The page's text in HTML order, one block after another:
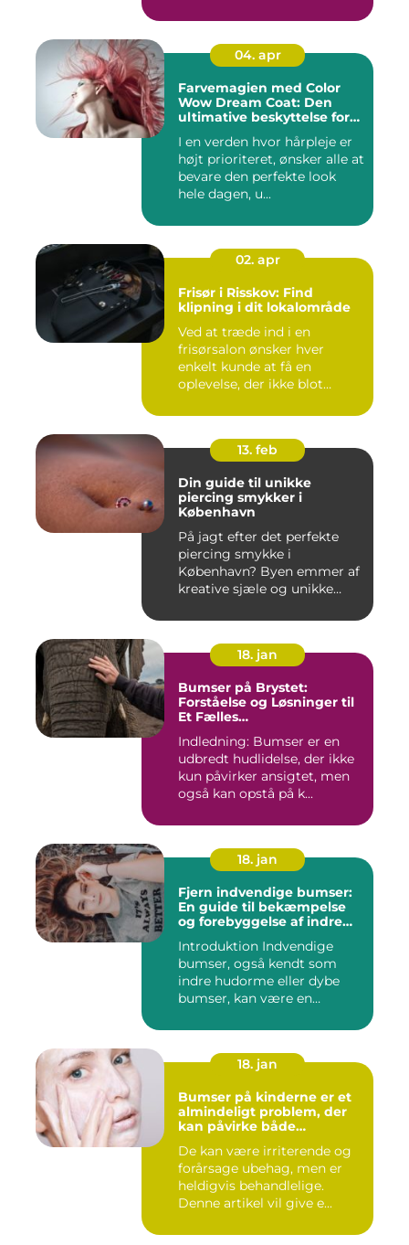
04. apr
Farvemagien med Color
Wow Dream Coat: Den
ultimative beskyttelse for
I en verden hvor hårpleje er
højt prioriteret, ønsker alle at
bevare den perfekte look
hele dagen, u...
02. apr
Frisør i Risskov: Find
klipning i dit lokalområde
Ved at træde ind i en
frisørsalon ønsker hver
enkelt kunde at få en
oplevelse, der ikke blot
13. feb
Din guide til unikke
piercing smykker i
København
På jagt efter det perfekte
piercing smykke i
København? Byen emmer af
kreative sjæle og unikke
18. jan
Bumser på Brystet:
Forståelse og Løsninger til
Et Fælles
Indledning: Bumser er en
udbredt hudlidelse, der ikke
kun påvirker ansigtet, men
også kan opstå på k...
18. jan
Fjern indvendige bumser:
En guide til bekæmpelse
og forebyggelse af indre
Introduktion Indvendige
bumser, også kendt som
indre hudorme eller dybe
bumser, kan være en
18. jan
Bumser på kinderne er et
almindeligt problem, der
kan påvirke både
De kan være irriterende og
forårsage ubehag, men er
heldigvis behandlelige.
Denne artikel vil give e...